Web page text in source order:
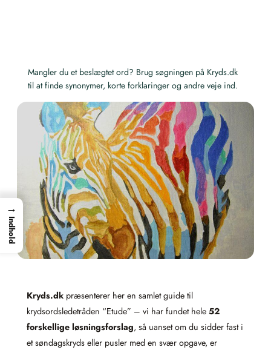
Mangler du et beslægtet ord? Brug søgningen på Kryds.dk
til at finde synonymer, korte forklaringer og andre veje ind.
Kryds.dk præsenterer her en samlet guide til
krydsordsledetråden “Etude” – vi har fundet hele 52
forskellige løsningsforslag, så uanset om du sidder fast i
et søndagskryds eller pusler med en svær opgave, er
→
Indhold